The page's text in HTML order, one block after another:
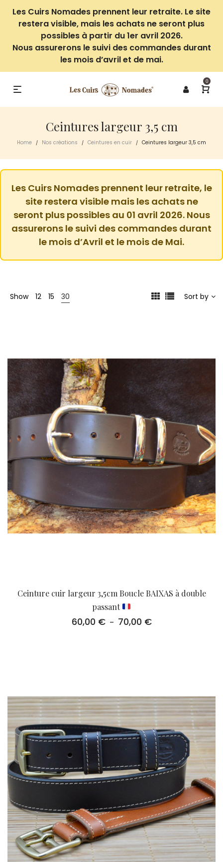
Les Cuirs Nomades prennent leur retraite. Le site
restera visible, mais les achats ne seront plus
possibles à partir du 1er avril 2026.
Nous assurerons le suivi des commandes durant
les mois d’avril et de mai.
0
Ceintures largeur 3,5 cm
Home / Nos créations / Ceintures en cuir / Ceintures largeur 3,5 cm
Les Cuirs Nomades prennent leur retraite, le
site restera visible mais les achats ne
seront plus possibles au 01 avril 2026. Nous
assurerons le suivi des commandes durant
le mois d’Avril et le mois de Mai.
Show 12 15 30 Sort by
Ceinture cuir largeur 3,5cm Boucle BAIXAS à double
passant
60,00 € – 70,00 €Plage